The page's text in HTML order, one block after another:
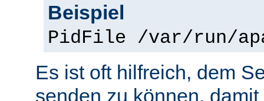
Beispiel
PidFile /var/run/
Es ist oft hilfreich, dem
senden zu können,